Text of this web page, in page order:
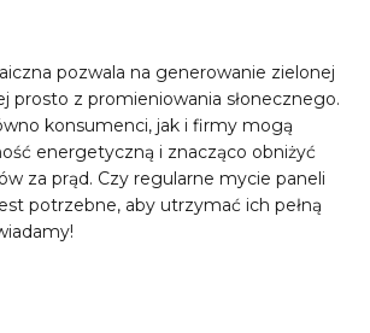
pozwala na generowanie zielonej
prosto z promieniowania słonecznego.
konsumenci, jak i firmy mogą
energetyczną i znacząco obniżyć
za prąd. Czy regularne mycie paneli
potrzebne, aby utrzymać ich pełną